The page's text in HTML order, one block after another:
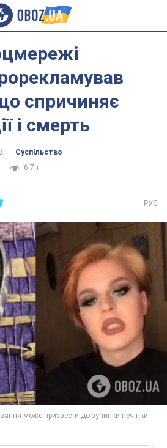
спричиняє
і смерть
Суспільство
6,7 т.
РУС